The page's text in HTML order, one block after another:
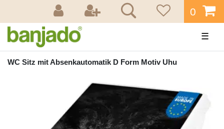
0
☰
WC Sitz mit Absenkautomatik D Form Motiv Uhu